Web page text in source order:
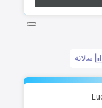
سالانه